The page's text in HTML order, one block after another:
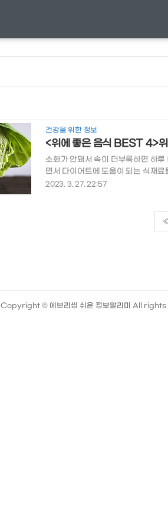
건강을 위한 정보
<위에 좋은 음식 BEST 4>위
소화가 안돼서 속이 더부룩하면 하루
면서 다이어트에 도움이 되는 식재
트 식재료에 대해 간편하게 알아보시
용, 변비 개선 등의 효능도 있습니다
분은 위궤양을 치료하는 효과가 있고,
2023. 3. 27. 22:57
Copyright © 에브리씽 쉬운 정보알리미 All rights